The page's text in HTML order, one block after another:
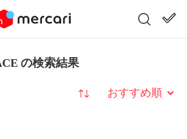
の検索結果
並び替え